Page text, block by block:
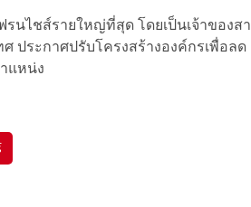
นไชส์รายใหญ่ที่สุด โดยเป็นเจ้าของสา
ประกาศปรับโครงสร้างองค์กรเพื่อลด
แหน่ง